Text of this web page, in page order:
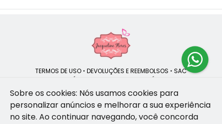
TERMOS DE USO • DEVOLUÇÕES E REEMBOLSOS • SAC
POLÍTICA DE PRIVACIDADE POLÍTICA DE COOKIES
Jacqueline Flores | CNPJ: 47.335.418/0001-13
Sobre os cookies: Nós usamos cookies para
personalizar anúncios e melhorar a sua experiência
no site. Ao continuar navegando, você concorda